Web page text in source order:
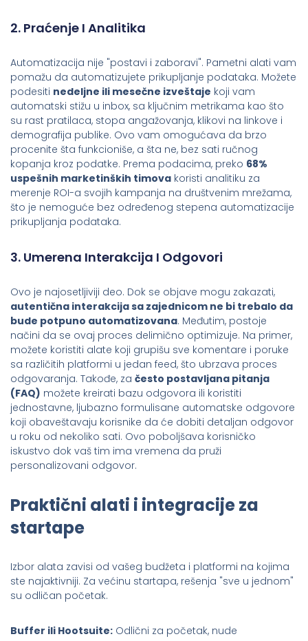
2. Praćenje I Analitika
Automatizacija nije "postavi i zaboravi". Pametni alati vam
pomažu da automatizujete prikupljanje podataka. Možete
podesiti nedeljne ili mesečne izveštaje koji vam
automatski stižu u inbox, sa ključnim metrikama kao što
su rast pratilaca, stopa angažovanja, klikovi na linkove i
demografija publike. Ovo vam omogućava da brzo
procenite šta funkcioniše, a šta ne, bez sati ručnog
kopanja kroz podatke. Prema podacima, preko 68%
uspešnih marketinških timova koristi analitiku za
merenje ROI-a svojih kampanja na društvenim mrežama,
što je nemoguće bez određenog stepena automatizacije
prikupljanja podataka.
3. Umerena Interakcija I Odgovori
Ovo je najosetljiviji deo. Dok se objave mogu zakazati,
autentična interakcija sa zajednicom ne bi trebalo da
bude potpuno automatizovana. Međutim, postoje
načini da se ovaj proces delimično optimizuje. Na primer,
možete koristiti alate koji grupišu sve komentare i poruke
sa različitih platformi u jedan feed, što ubrzava proces
odgovaranja. Takođe, za često postavljana pitanja
(FAQ) možete kreirati bazu odgovora ili koristiti
jednostavne, ljubazno formulisane automatske odgovore
koji obaveštavaju korisnike da će dobiti detaljan odgovor
u roku od nekoliko sati. Ovo poboljšava korisničko
iskustvo dok vaš tim ima vremena da pruži
personalizovani odgovor.
Praktični alati i integracije za
startape
Izbor alata zavisi od vašeg budžeta i platformi na kojima
ste najaktivniji. Za većinu startapa, rešenja "sve u jednom"
su odličan početak.
Buffer ili Hootsuite: Odlični za početak, nude